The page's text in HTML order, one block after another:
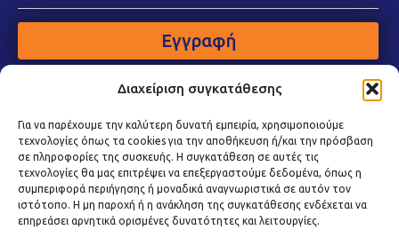
Διαχείριση συγκατάθεσης
Για να παρέχουμε την καλύτερη δυνατή εμπειρία, χρησιμοποιούμε
τεχνολογίες όπως τα cookies για την αποθήκευση ή/και την πρόσβαση
σε πληροφορίες της συσκευής. Η συγκατάθεση σε αυτές τις
τεχνολογίες θα μας επιτρέψει να επεξεργαστούμε δεδομένα, όπως η
συμπεριφορά περιήγησης ή μοναδικά αναγνωριστικά σε αυτόν τον
ιστότοπο. Η μη παροχή ή η ανάκληση της συγκατάθεσης ενδέχεται να
επηρεάσει αρνητικά ορισμένες δυνατότητες και λειτουργίες.
Εγγραφή